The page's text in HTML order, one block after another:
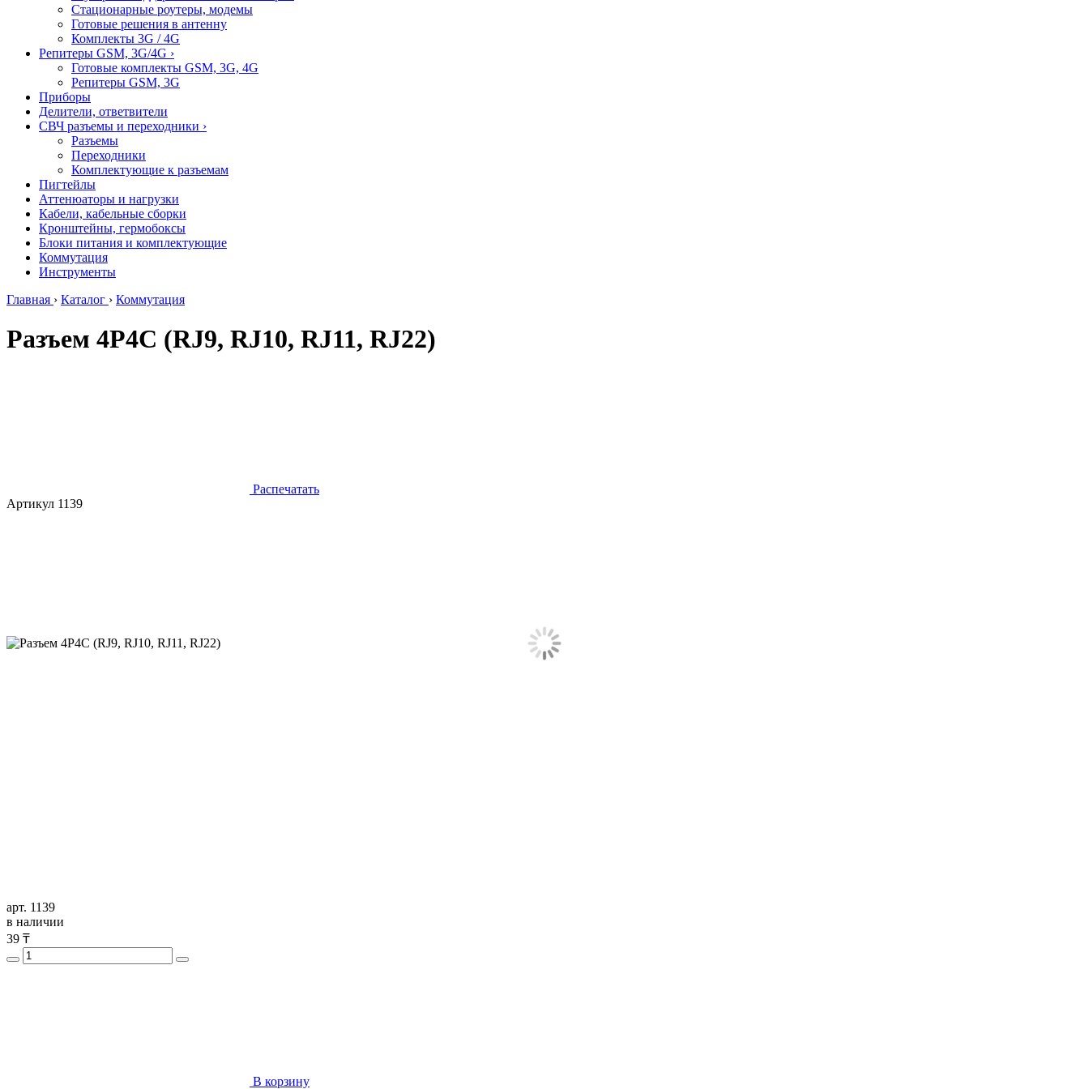
Стационарные роутеры, модемы
Готовые решения в антенну
Комплекты 3G / 4G
Репитеры GSM, 3G/4G ›
Готовые комплекты GSM, 3G, 4G
Репитеры GSM, 3G
Приборы
Делители, ответвители
СВЧ разъемы и переходники ›
Разъемы
Переходники
Комплектующие к разъемам
Пигтейлы
Аттенюаторы и нагрузки
Кабели, кабельные сборки
Кронштейны, гермобоксы
Блоки питания и комплектующие
Коммутация
Инструменты
Главная › Каталог › Коммутация
Разъем 4P4C (RJ9, RJ10, RJ11, RJ22)
Распечатать
Артикул 1139
арт. 1139
в наличии
39 ₸
В корзину